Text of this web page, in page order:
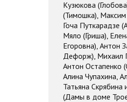
Кузюкова
(Тимошка), Максим
Гоча Путкарадзе
Мяло (Гриша),
Егоровна), Антон
Дефорж), Михаил
Антон Остапенко
Алина Чупахина,
Татьяна
(Дамы в доме